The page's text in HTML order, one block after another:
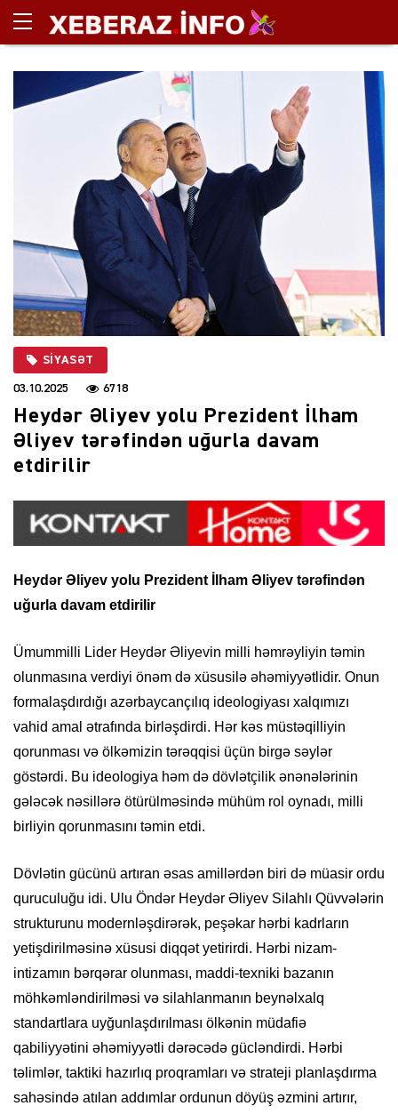
SIYASƏT
03.10.2025 6718
Heydər Əliyev yolu Prezident İlham
Əliyev tərəfindən uğurla davam
etdirilir
Heydər Əliyev yolu Prezident İlham Əliyev tərəfindən
uğurla davam etdirilir
Ümummilli Lider Heydər Əliyevin milli həmrəyliyin təmin
olunmasına verdiyi önəm də xüsusilə əhəmiyyətlidir. Onun
formalaşdırdığı azərbaycançılıq ideologiyası xalqımızı
vahid amal ətrafında birləşdirdi. Hər kəs müstəqilliyin
qorunması və ölkəmizin tərəqqisi üçün birgə səylər
göstərdi. Bu ideologiya həm də dövlətçilik ənənələrinin
gələcək nəsillərə ötürülməsində mühüm rol oynadı, milli
birliyin qorunmasını təmin etdi.
Dövlətin gücünü artıran əsas amillərdən biri də müasir ordu
quruculuğu idi. Ulu Öndər Heydər Əliyev Silahlı Qüvvələrin
strukturunu modernləşdirərək, peşəkar hərbi kadrların
yetişdirilməsinə xüsusi diqqət yetirirdi. Hərbi nizam-
intizamın bərqərar olunması, maddi-texniki bazanın
möhkəmləndirilməsi və silahlanmanın beynəlxalq
standartlara uyğunlaşdırılması ölkənin müdafiə
qabiliyyətini əhəmiyyətli dərəcədə gücləndirdi. Hərbi
təlimlər, taktiki hazırlıq proqramları və strateji planlaşdırma
sahəsində atılan addımlar ordunun döyüş əzmini artırır,